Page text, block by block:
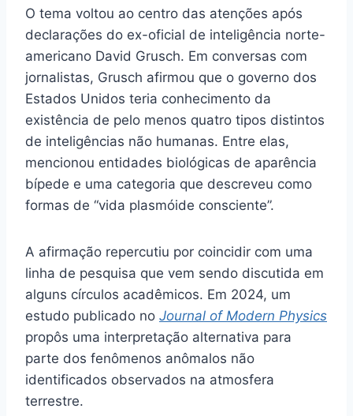
O tema voltou ao centro das atenções após
declarações do ex-oficial de inteligência norte-
americano David Grusch. Em conversas com
jornalistas, Grusch afirmou que o governo dos
Estados Unidos teria conhecimento da
existência de pelo menos quatro tipos distintos
de inteligências não humanas. Entre elas,
mencionou entidades biológicas de aparência
bípede e uma categoria que descreveu como
formas de “vida plasmóide consciente”.
A afirmação repercutiu por coincidir com uma
linha de pesquisa que vem sendo discutida em
alguns círculos acadêmicos. Em 2024, um
estudo publicado no Journal of Modern Physics
propôs uma interpretação alternativa para
parte dos fenômenos anômalos não
identificados observados na atmosfera
terrestre.